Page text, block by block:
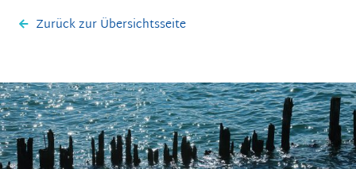
Zurück zur Übersichtsseite